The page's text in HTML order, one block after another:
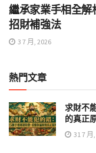
繼承家業手相全
招財補強法
3 7 月, 2026
熱門文章
求財不
的真正
31 7 月